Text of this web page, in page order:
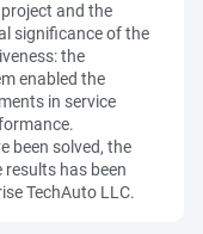
and the
significance of the
the
enabled the
in service
been solved, the
results has been
TechAuto LLC.